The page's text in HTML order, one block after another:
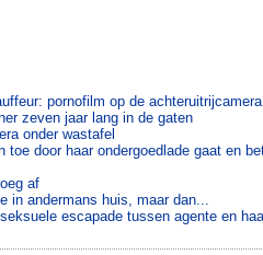
pornofilm op de achteruitrijcamera
zeven jaar lang in de gaten
onder wastafel
toe door haar ondergoedlade gaat en
af
in andermans huis, maar dan...
escapade tussen agente en